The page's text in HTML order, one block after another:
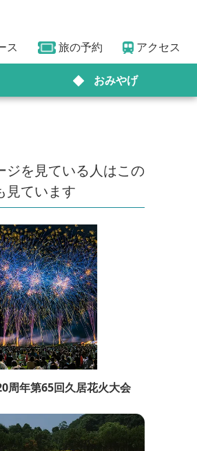
ス 旅の予約 アクセス
おみやげ
ジを見ている人はこの
見ています
周年第65回久居花火大会